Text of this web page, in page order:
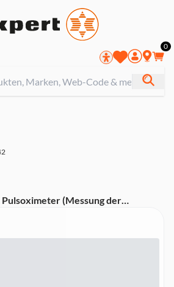
0
(Messung der
Einstellungsmöglichkeiten,